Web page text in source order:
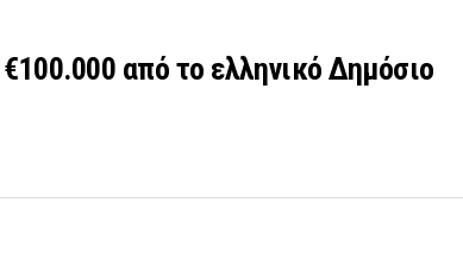
από το ελληνικό Δημόσιο